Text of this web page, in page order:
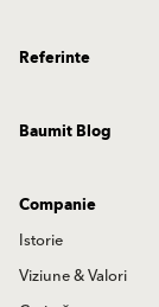
Referinte
Baumit Blog
Companie
Istorie
Viziune & Valori